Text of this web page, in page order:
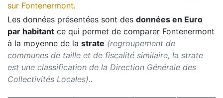
sur Fontenermont.
Les données présentées sont des données en Euro
par habitant ce qui permet de comparer Fontenermont
à la moyenne de la strate (regroupement de
communes de taille et de fiscalité similaire, la strate
est une classification de la Direction Générale des
Collectivités Locales)..